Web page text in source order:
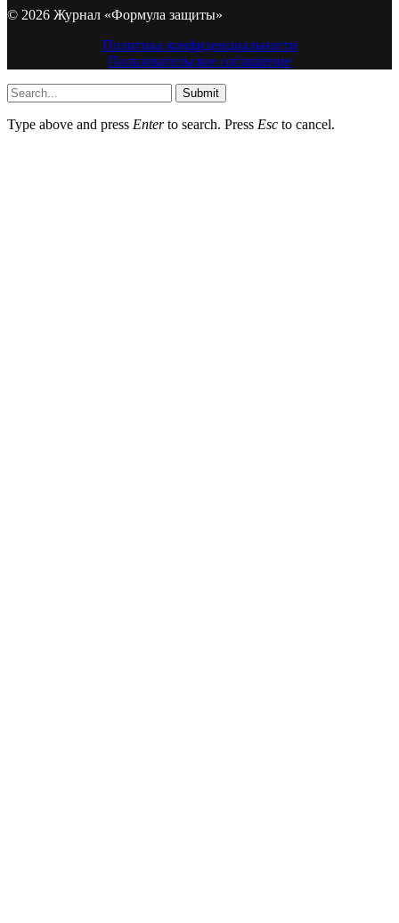
© 2026 Журнал «Формула защиты»
Политика конфиденциальности
Пользовательское соглашение
Submit
Type above and press Enterto search. Press Esc to cancel.